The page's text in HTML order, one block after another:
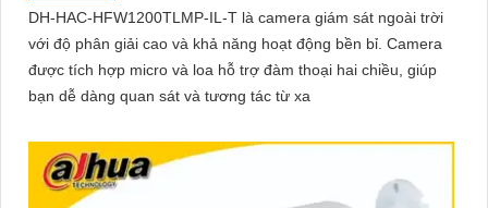
DH-HAC-HFW1200TLMP-IL-T là camera giám sát ngoài trời
với độ phân giải cao và khả năng hoạt động bền bỉ. Camera
được tích hợp micro và loa hỗ trợ đàm thoại hai chiều, giúp
bạn dễ dàng quan sát và tương tác từ xa